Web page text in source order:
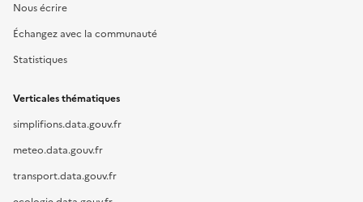
Nous écrire
Échangez avec la communauté
Statistiques
Verticales thématiques
simplifions.data.gouv.fr
meteo.data.gouv.fr
transport.data.gouv.fr